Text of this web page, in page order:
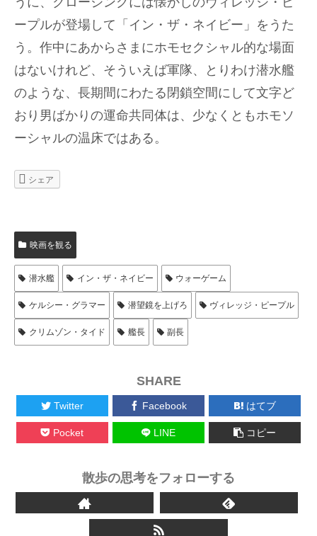
ープルが登場して「イン・ザ・ネイビー」をうた
う。作中にあからさまにホモセクシャル的な場面
はないけれど、そういえば軍隊、とりわけ潜水艦
のような、長期間にわたる閉鎖空間にして文字ど
おり男ばかりの運命共同体は、少なくともホモソ
ーシャルの温床ではある。
シェア
映画を観る
潜水艦 イン・ザ・ネイビー ウォーゲーム
ケルシー・グラマー 潜望鏡を上げろ ヴィレッジ・ピープル
クリムゾン・タイド 艦長 副長
SHARE
Twitter Facebook はてブ
Pocket LINE コピー
散歩の思考をフォローする